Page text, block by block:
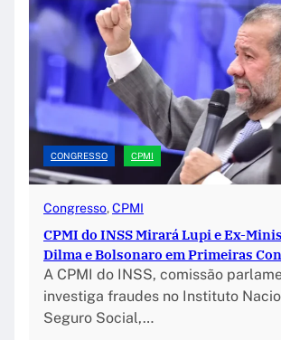
CONGRESSO CPMI
Congresso, CPMI
CPMI do INSS Mirará Lupi e Ex-
Dilma e Bolsonaro em Primeiras
A CPMI do INSS, comissão
investiga fraudes no Instituto
Seguro Social,…